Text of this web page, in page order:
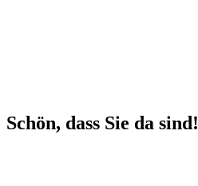
Schön, dass Sie da sind!